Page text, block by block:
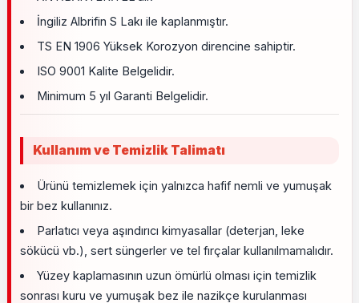
İngiliz Albrifin S Lakı ile kaplanmıştır.
TS EN 1906 Yüksek Korozyon direncine sahiptir.
ISO 9001 Kalite Belgelidir.
Minimum 5 yıl Garanti Belgelidir.
Kullanım ve Temizlik Talimatı
Ürünü temizlemek için yalnızca hafif nemli ve yumuşak
bir bez kullanınız.
Parlatıcı veya aşındırıcı kimyasallar (deterjan, leke
sökücü vb.), sert süngerler ve tel fırçalar kullanılmamalıdır.
Yüzey kaplamasının uzun ömürlü olması için temizlik
sonrası kuru ve yumuşak bez ile nazikçe kurulanması